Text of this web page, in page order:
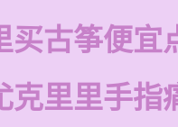
买古筝便宜
克里里手指